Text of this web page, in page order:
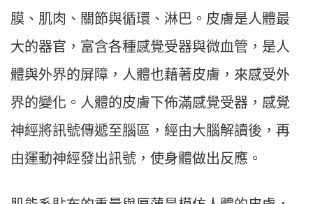
膜、肌肉、關節與循環、淋巴。皮膚是人體最
大的器官，富含各種感覺受器與微血管，是人
體與外界的屏障，人體也藉著皮膚，來感受外
界的變化。人體的皮膚下佈滿感覺受器，感覺
神經將訊號傳遞至腦區，經由大腦解讀後，再
由運動神經發出訊號，使身體做出反應。